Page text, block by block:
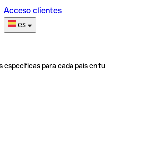
Acceso clientes
es
específicas para cada país en tu